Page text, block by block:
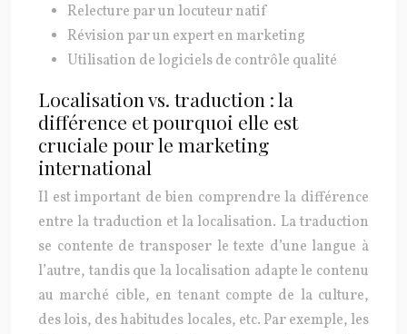
Relecture par un locuteur natif
Révision par un expert en marketing
Utilisation de logiciels de contrôle qualité
Localisation vs. traduction : la
différence et pourquoi elle est
cruciale pour le marketing
international
Il est important de bien comprendre la différence
entre la traduction et la localisation. La traduction
se contente de transposer le texte d’une langue à
l’autre, tandis que la localisation adapte le contenu
au marché cible, en tenant compte de la culture,
des lois, des habitudes locales, etc. Par exemple, les